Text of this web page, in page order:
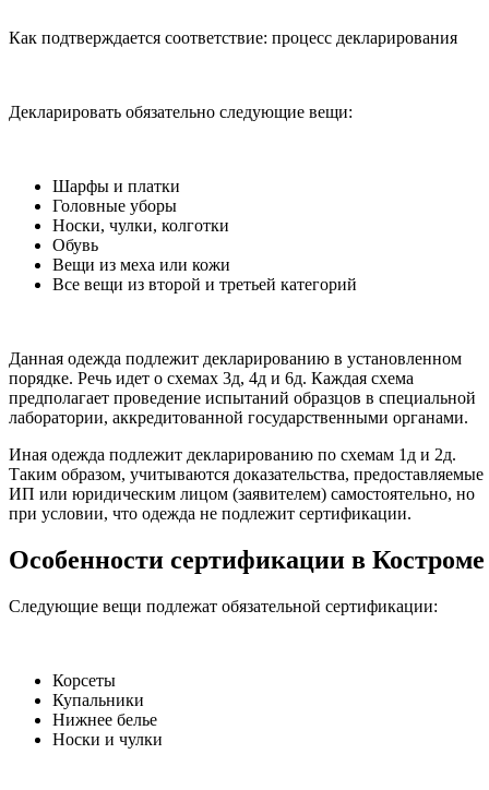
Как подтверждается соответствие: процесс декларирования
Декларировать обязательно следующие вещи:
Шарфы и платки
Головные уборы
Носки, чулки, колготки
Обувь
Вещи из меха или кожи
Все вещи из второй и третьей категорий
Данная одежда подлежит декларированию в установленном
порядке. Речь идет о схемах 3д, 4д и 6д. Каждая схема
предполагает проведение испытаний образцов в специальной
лаборатории, аккредитованной государственными органами.
Иная одежда подлежит декларированию по схемам 1д и 2д.
Таким образом, учитываются доказательства, предоставляемые
ИП или юридическим лицом (заявителем) самостоятельно, но
при условии, что одежда не подлежит сертификации.
Особенности сертификации в Костроме
Следующие вещи подлежат обязательной сертификации:
Корсеты
Купальники
Нижнее белье
Носки и чулки